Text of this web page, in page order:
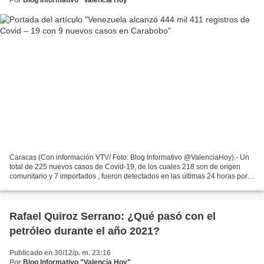
Caracas (Con información VTV/ Foto: Blog Informativo @ValenciaHoy).- Un
total de 225 nuevos casos de Covid-19, de los cuales 218 son de origen
comunitario y 7 importados , fueron detectados en las últimas 24 horas por
Rafael Quiroz Serrano: ¿Qué pasó con el
petróleo durante el año 2021?
Publicado en 30/12/p. m. 23:16
Por Blog Informativo "Valencia Hoy"